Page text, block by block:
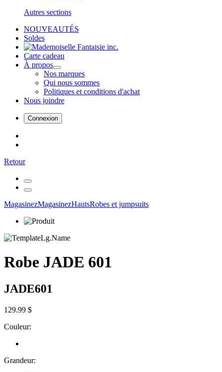
Autres sections
NOUVEAUTÉS
Soldes
Carte cadeau
À propos
Nos marques
Qui nous sommes
Politiques et conditions d'achat
Nous joindre
Connexion
Retour
MagasinezMagasinezHautsRobes et jumpsuits
Robe JADE 601
JADE601
129.99 $
Couleur:
Grandeur: